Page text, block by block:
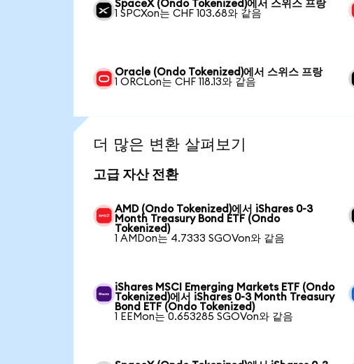
SpaceX (Ondo Tokenized)에서 스위스 프랑
1 SPCXon는 CHF 103.68와 같음
Oracle (Ondo Tokenized)에서 스위스 프랑
1 ORCLon는 CHF 118.13와 같음
더 많은 변환 살펴보기
고급 자산 전환
AMD (Ondo Tokenized)에서 iShares 0-3
Month Treasury Bond ETF (Ondo
Tokenized)
1 AMDon는 4.7333 SGOVon와 같음
iShares MSCI Emerging Markets ETF (Ondo
Tokenized)에서 iShares 0-3 Month Treasury
Bond ETF (Ondo Tokenized)
1 EEMon는 0.653285 SGOVon와 같음